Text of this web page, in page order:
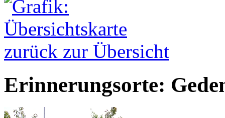
zurück zur Übersicht
Erinnerungsorte: